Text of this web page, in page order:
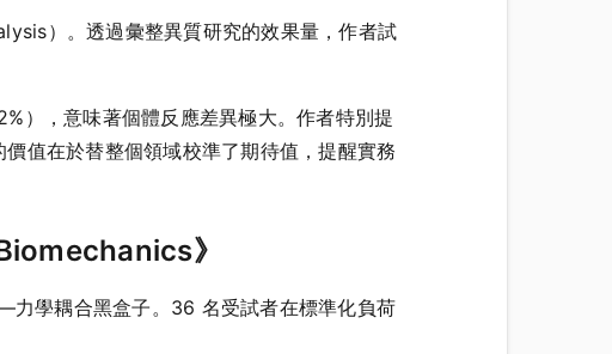
）。透過彙整異質研究的效果量，作者試
），意味著個體反應差異極大。作者特別提
值在於替整個領域校準了期待值，提醒實務
》
力學耦合黑盒子。36 名受試者在標準化負荷